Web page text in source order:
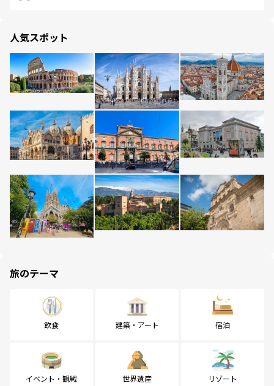
人気スポット
旅のテーマ
飲食 建築・アート 宿泊
イベント・観戦 世界遺産 リゾート